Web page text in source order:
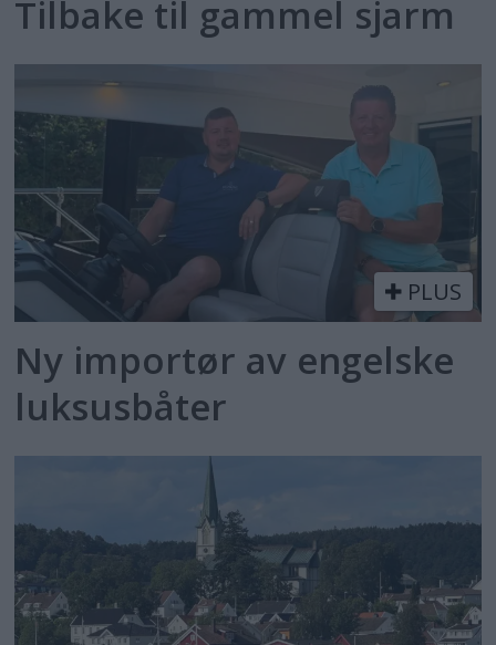
Tilbake til gammel sjarm
PLUS
Ny importør av engelske
luksusbåter